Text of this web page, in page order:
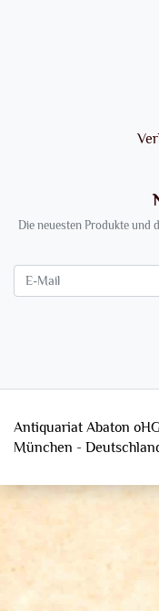
Die neuesten Produkte und
Antiquariat Abaton
München -